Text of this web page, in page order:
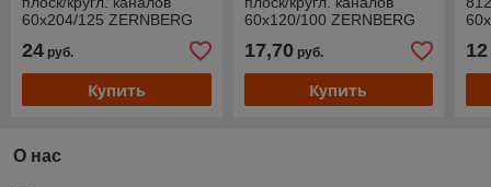
60х204/125 ZERNBERG
24 руб.
Купить
60х120/100 ZERNBERG
17,70руб.
Купить
12
О нас